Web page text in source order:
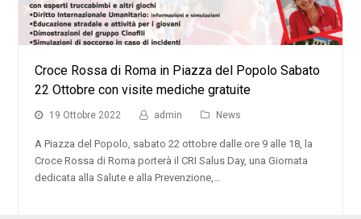
Croce Rossa di Roma in Piazza del Popolo Sabato
22 Ottobre con visite mediche gratuite
19 Ottobre 2022 admin News
A Piazza del Popolo, sabato 22 ottobre dalle ore 9 alle 18, la
Croce Rossa di Roma porterà il CRI Salus Day, una Giornata
dedicata alla Salute e alla Prevenzione,…